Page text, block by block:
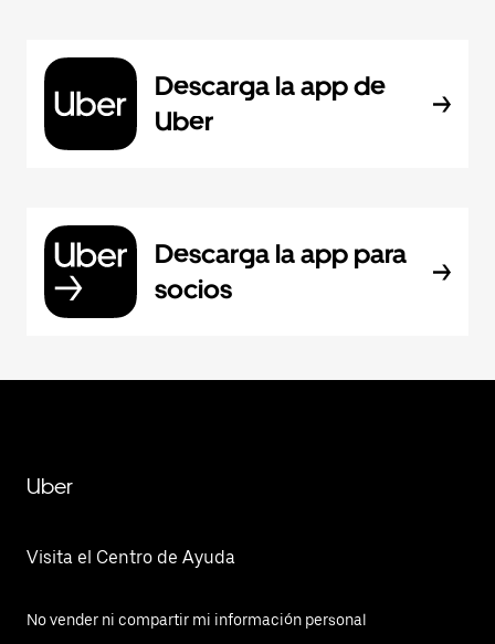
Descarga la app de
Uber
Descarga la app para
socios
Uber
Visita el Centro de Ayuda
No vender ni compartir mi información personal